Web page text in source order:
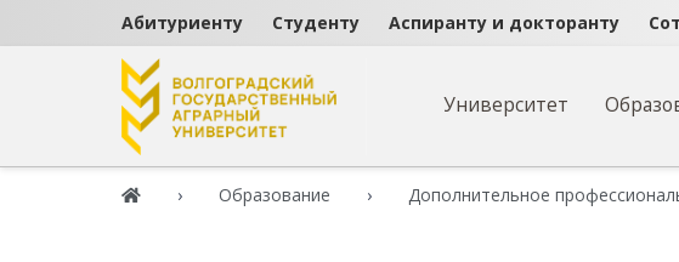
Абитуриенту Студенту Аспиранту и докторанту
Университет
Образование Дополнительное